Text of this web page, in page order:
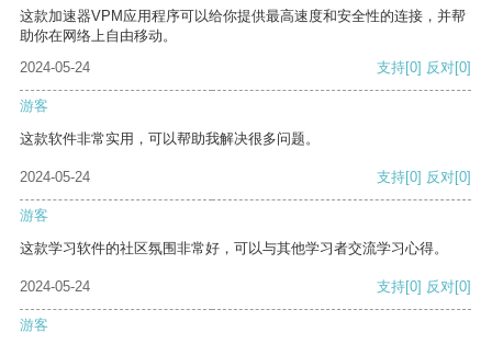
这款加速器VPM应用程序可以给你提供最高速度和安全性的连接，并帮
助你在网络上自由移动。
2024-05-24
支持[0] 反对[0]
游客
这款软件非常实用，可以帮助我解决很多问题。
2024-05-24 支持[0] 反对[0]
游客
这款学习软件的社区氛围非常好，可以与其他学习者交流学习心得。
2024-05-24 支持[0] 反对[0]
游客